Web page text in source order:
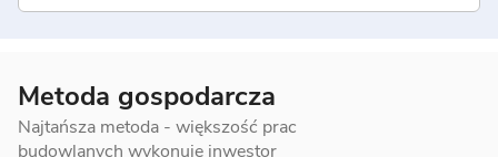
Metoda gospodarcza
Najtańsza metoda - większość prac
budowlanych wykonuje inwestor